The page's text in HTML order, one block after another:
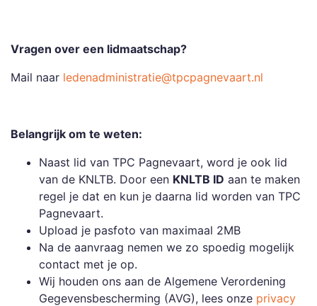
Vragen over een lidmaatschap?
Mail naar ledenadministratie@tpcpagnevaart.nl
Belangrijk om te weten:
Naast lid van TPC Pagnevaart, word je ook lid
van de KNLTB. Door een KNLTB ID aan te maken
regel je dat en kun je daarna lid worden van TPC
Pagnevaart.
Upload je pasfoto van maximaal 2MB
Na de aanvraag nemen we zo spoedig mogelijk
contact met je op.
Wij houden ons aan de Algemene Verordening
Gegevensbescherming (AVG), lees onze privacy